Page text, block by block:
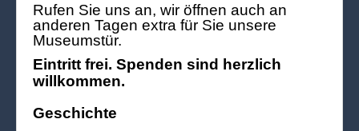
Rufen Sie uns an, wir öffnen auch an
anderen Tagen extra für Sie unsere
Museumstür.
Eintritt frei. Spenden sind herzlich
willkommen.
Geschichte